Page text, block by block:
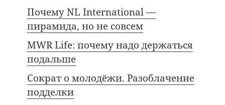
Почему NL International —
пирамида, но не совсем
MWR Life: почему надо держаться
подальше
Сократ о молодёжи. Разоблачение
подделки